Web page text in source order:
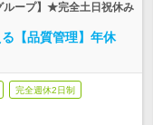
ループ】★完全土日祝休み
【品質管理】年休
完全週休2日制